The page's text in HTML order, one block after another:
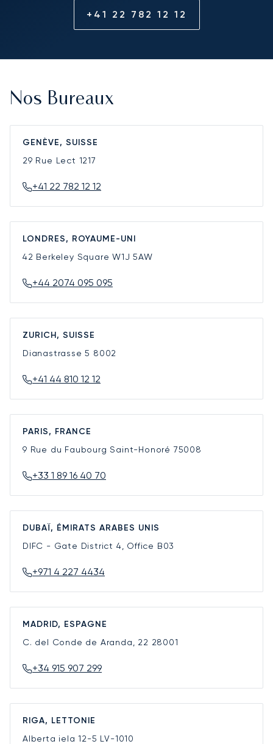
+41 22 782 12 12
Nos Bureaux
GENÈVE, SUISSE
29 Rue Lect 1217
+41 22 782 12 12
LONDRES, ROYAUME-UNI
42 Berkeley SquareW1J 5AW
+44 2074 095 095
ZURICH, SUISSE
Dianastrasse 5 8002
+41 44 810 12 12
PARIS, FRANCE
9 Rue du Faubourg Saint-Honoré 75008
+33 1 89 16 40 70
DUBAÏ, ÉMIRATS ARABES UNIS
DIFC - Gate District 4, Office B03
+971 4 227 4434
MADRID, ESPAGNE
C. del Conde de Aranda, 22 28001
+34 915 907 299
RIGA, LETTONIE
Alberta iela 12-5 LV-1010